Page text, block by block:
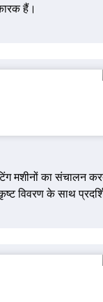
हैं।
मशीनों का संचालन
विवरण के साथ